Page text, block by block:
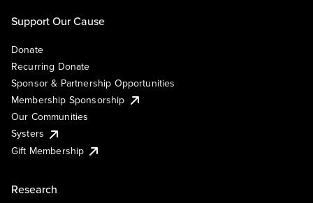
Support Our Cause
Donate
Recurring Donate
Sponsor & Partnership Opportunities
Membership Sponsorship
Our Communities
Systers
Gift Membership
Research